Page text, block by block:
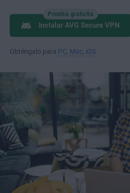
Prueba gratuita
Instalar AVG Secure VPN
Obténgalo para PC Mac iOS